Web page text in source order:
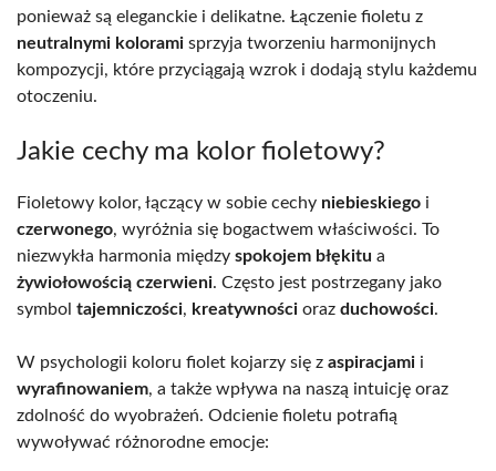
ponieważ są eleganckie i delikatne. Łączenie fioletu z
neutralnymi kolorami sprzyja tworzeniu harmonijnych
kompozycji, które przyciągają wzrok i dodają stylu każdemu
otoczeniu.
Jakie cechy ma kolor fioletowy?
Fioletowy kolor, łączący w sobie cechy niebieskiego i
czerwonego, wyróżnia się bogactwem właściwości. To
niezwykła harmonia między spokojem błękitu a
żywiołowością czerwieni. Często jest postrzegany jako
symbol tajemniczości, kreatywności oraz duchowości.
W psychologii koloru fiolet kojarzy się z aspiracjami i
wyrafinowaniem, a także wpływa na naszą intuicję oraz
zdolność do wyobrażeń. Odcienie fioletu potrafią
wywoływać różnorodne emocje: